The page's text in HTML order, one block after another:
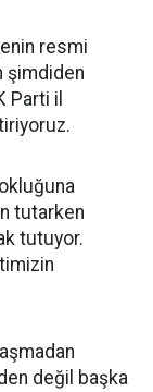
resmi
şimdiden
Parti il
tutarken
tutuyor.
değil başka